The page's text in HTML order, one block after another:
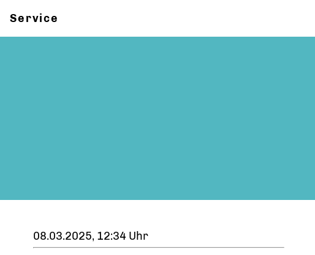
Service
08.03.2025, 12:34 Uhr